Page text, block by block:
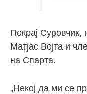
Покрај
Матјас Војта и
на Спарта.
„Некој да ми се